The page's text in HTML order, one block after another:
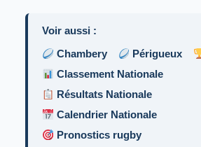
Voir aussi :
Chambery Périgueux
Classement Nationale
Résultats Nationale
Calendrier Nationale
Pronostics rugby